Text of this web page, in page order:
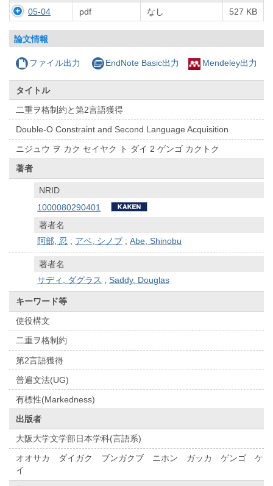
05-04 pdf なし 527 KB
論文情報
ファイル出力 EndNote Basic出力 Mendeley出力
タイトル
二重ヲ格制約と第2言語獲得
Double-O Constraint and Second Language Acquisition
ニジュウ ヲ カク セイヤク ト ダイ 2 ゲンゴ カクトク
著者
NRID
1000080290401
著者名
阿部, 忍 ; アベ, シノブ ;Abe, Shinobu
著者名
サディ, ダグラス ;Saddy, Douglas
キーワード等
使役構文
二重ヲ格制約
第2言語獲得
普遍文法(UG)
有標性(Markedness)
出版者
大阪大学文学部日本学科(言語系)
オオサカ ダイガク ブンガクブ ニホン ガッカ ゲンゴ ケ
イ